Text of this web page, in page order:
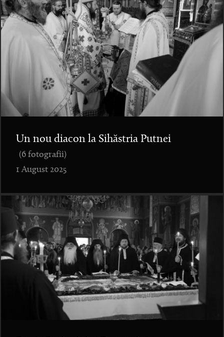
Un nou diacon la Sihăstria Putnei
(6 fotografii)
1 August 2025